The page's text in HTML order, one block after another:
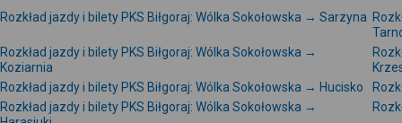
Rozkład jazdy i bilety PKS Biłgoraj: Wólka Sokołowska → Sarzyna
Rozkład jazdy i bilety PKS Biłgoraj: Wólka Sokołowska →
Koziarnia
Rozkład jazdy i bilety PKS Biłgoraj: Wólka Sokołowska → Hucisko
Rozkład jazdy i bilety PKS Biłgoraj: Wólka Sokołowska →